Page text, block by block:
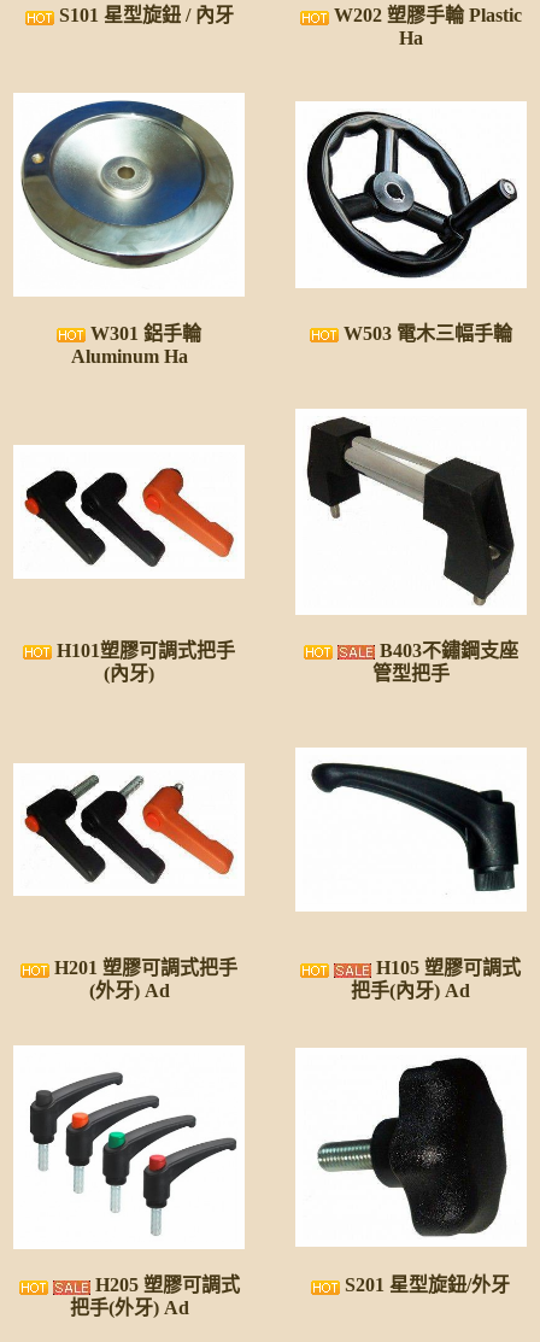
S101 星型旋鈕 / 內牙
W202 塑膠手輪 Plastic
Ha
W301 鋁手輪
Aluminum Ha
W503 電木三幅手輪
H101塑膠可調式把手
(內牙)
B403不鏽鋼支座
管型把手
H201 塑膠可調式把手
(外牙) Ad
H105 塑膠可調式
把手(內牙) Ad
H205 塑膠可調式
把手(外牙) Ad
S201 星型旋鈕/外牙